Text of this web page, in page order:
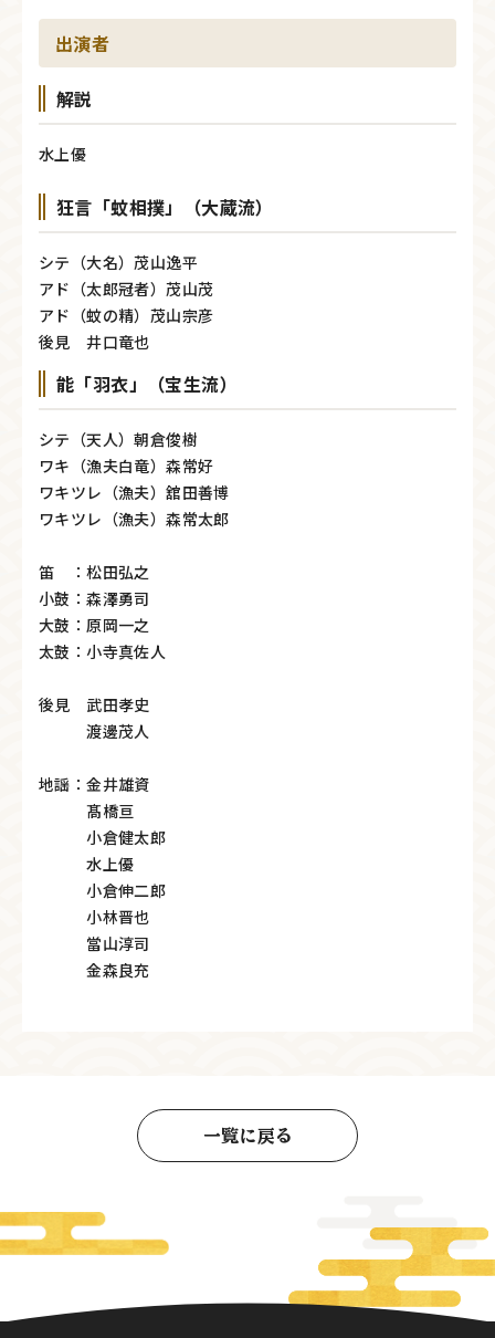
出演者
解説
水上優
狂言「蚊相撲」（大蔵流）
シテ（大名）茂山逸平
アド（太郎冠者）茂山茂
アド（蚊の精）茂山宗彦
後見 井口竜也
能「羽衣」（宝生流）
シテ（天人）朝倉俊樹
ワキ（漁夫白竜）森常好
ワキツレ（漁夫）舘田善博
ワキツレ（漁夫）森常太郎
笛 ：松田弘之
小鼓：森澤勇司
大鼓：原岡一之
太鼓：小寺真佐人
後見 武田孝史
渡邊茂人
地謡：金井雄資
髙橋亘
小倉健太郎
水上優
小倉伸二郎
小林晋也
當山淳司
金森良充
一覧に戻る